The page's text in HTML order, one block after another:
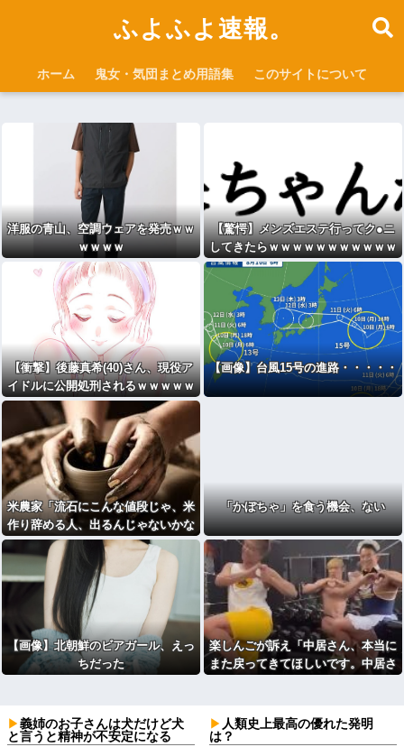
ふよふよ速報。
ホーム 鬼女・気団まとめ用語集 このサイトについて
洋服の青山、空調ウェアを発売ｗｗ
ｗｗｗｗ
【驚愕】メンズエステ行ってク●ニ
してきたらｗｗｗｗｗｗｗｗｗｗｗ
wwｗw
【衝撃】後藤真希(40)さん、現役ア
イドルに公開処刑されるｗｗｗｗｗ
(※画像あり)
【画像】台風15号の進路・・・・・
米農家「流石にこんな値段じゃ、米
作り辞める人、出るんじゃないかな
あ？？」
「かぼちゃ」を食う機会、ない
【画像】北朝鮮のビアガール、えっ
ちだった
楽しんごが訴え「中居さん、本当に
また戻ってきてほしいです。中居さ
義姉のお子さんは犬だけど犬
と言うと精神が不安定になる
人類史上最高の優れた発明
は？